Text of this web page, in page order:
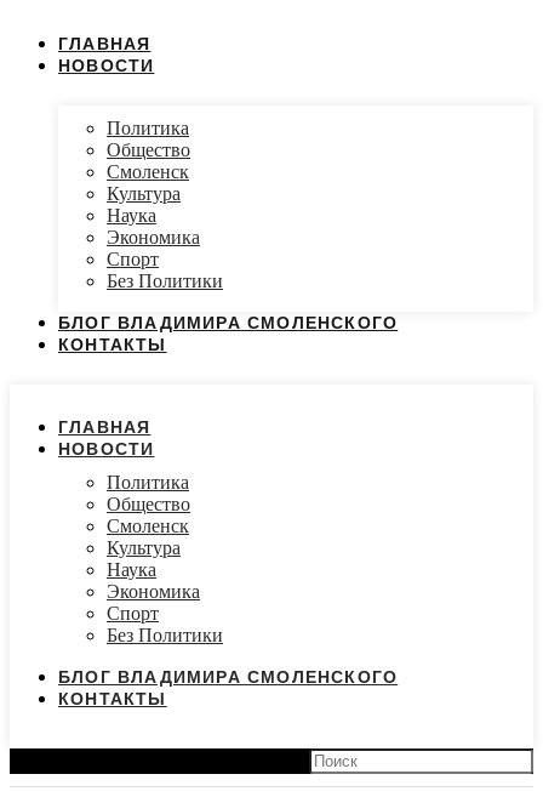
ГЛАВНАЯ
НОВОСТИ
Политика
Общество
Смоленск
Культура
Наука
Экономика
Спорт
Без Политики
БЛОГ ВЛАДИМИРА СМОЛЕНСКОГО
КОНТАКТЫ
ГЛАВНАЯ
НОВОСТИ
Политика
Общество
Смоленск
Культура
Наука
Экономика
Спорт
Без Политики
БЛОГ ВЛАДИМИРА СМОЛЕНСКОГО
КОНТАКТЫ